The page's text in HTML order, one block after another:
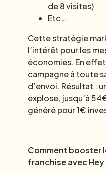
de 8 visites)
Etc…
Cette stratégie
l’intérêt pour les
économies. En
campagne à toute
d’envoi. Résultat :
explose, jusqu’à
généré pour 1€
Comment booster
franchise avec